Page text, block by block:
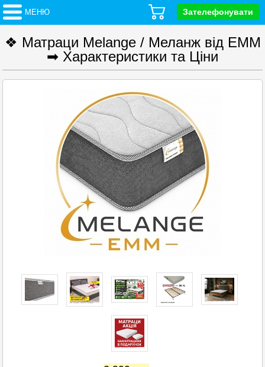
МЕНЮ Зателефонувати
❖ Матраци Melange / Меланж від ЕММ
➡ Характеристики та Ціни